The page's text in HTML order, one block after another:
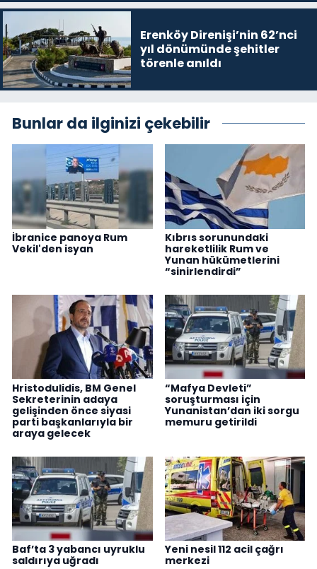
Erenköy Direnişi’nin 62’nci
yıl dönümünde şehitler
törenle anıldı
Bunlar da ilginizi çekebilir
İbranice panoya Rum
Vekil'den isyan
Kıbrıs sorunundaki
hareketlilik Rum ve
Yunan hükümetlerini
“sinirlendirdi”
Hristodulidis, BM Genel
Sekreterinin adaya
gelişinden önce siyasi
parti başkanlarıyla bir
araya gelecek
“Mafya Devleti”
soruşturması için
Yunanistan’dan iki sorgu
memuru getirildi
Baf’ta 3 yabancı uyruklu
saldırıya uğradı
Yeni nesil 112 acil çağrı
merkezi